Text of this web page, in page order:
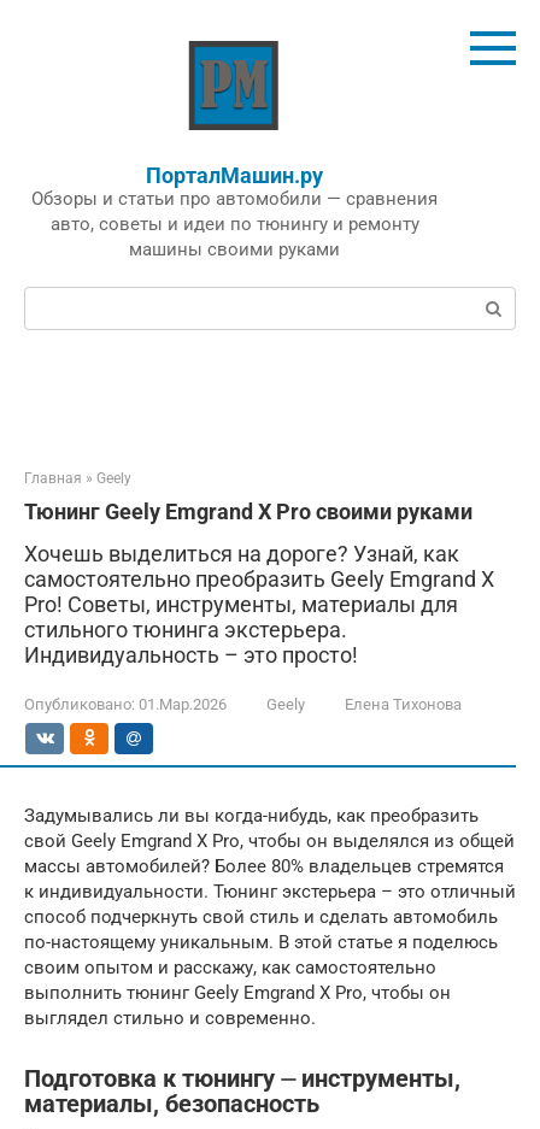
ПорталМашин.ру
Обзоры и статьи про автомобили — сравнения
авто, советы и идеи по тюнингу и ремонту
машины своими руками
Поиск:
Главная » Geely
Тюнинг Geely Emgrand X Pro своими руками
Хочешь выделиться на дороге? Узнай, как
самостоятельно преобразить Geely Emgrand X
Pro! Советы, инструменты, материалы для
стильного тюнинга экстерьера.
Индивидуальность – это просто!
Опубликовано: 01.Мар.2026 Geely Елена Тихонова
Задумывались ли вы когда-нибудь, как преобразить
свой Geely Emgrand X Pro, чтобы он выделялся из общей
массы автомобилей? Более 80% владельцев стремятся
к индивидуальности. Тюнинг экстерьера – это отличный
способ подчеркнуть свой стиль и сделать автомобиль
по-настоящему уникальным. В этой статье я поделюсь
своим опытом и расскажу, как самостоятельно
выполнить тюнинг Geely Emgrand X Pro, чтобы он
выглядел стильно и современно.
Подготовка к тюнингу ⏤ инструменты,
материалы, безопасность